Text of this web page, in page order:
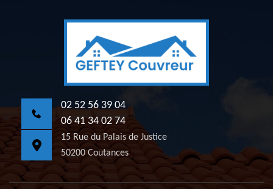
02 52 56 39 04
06 41 34 02 74
15 Rue du Palais de Justice
50200 Coutances